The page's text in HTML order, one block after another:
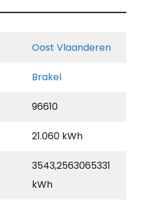
Oost Vlaanderen
Brakel
96610
21.060 kWh
3543,2563065331
kWh